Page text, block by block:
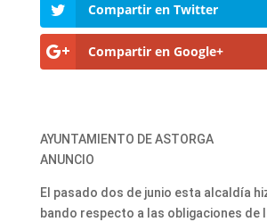
Compartir en Twitter
Compartir en Google+
AYUNTAMIENTO DE ASTORGA
ANUNCIO
El pasado dos de junio esta alcaldía
bando respecto a las obligaciones de